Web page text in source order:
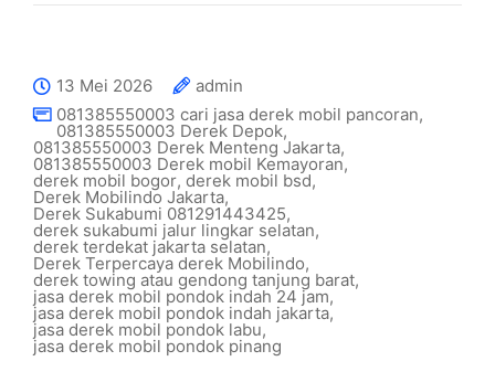
13 Mei 2026
admin
081385550003 cari jasa derek mobil pancoran,
081385550003 Derek Depok,
081385550003 Derek Menteng Jakarta,
081385550003 Derek mobil Kemayoran,
derek mobil bogor, derek mobil bsd,
Derek Mobilindo Jakarta,
Derek Sukabumi 081291443425,
derek sukabumi jalur lingkar selatan,
derek terdekat jakarta selatan,
Derek Terpercaya derek Mobilindo,
derek towing atau gendong tanjung barat,
jasa derek mobil pondok indah 24 jam,
jasa derek mobil pondok indah jakarta,
jasa derek mobil pondok labu,
jasa derek mobil pondok pinang